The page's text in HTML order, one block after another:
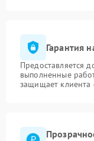
Гарантия
Предоставляется
выполненные
защищает клиента